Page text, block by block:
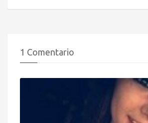
1 Comentario